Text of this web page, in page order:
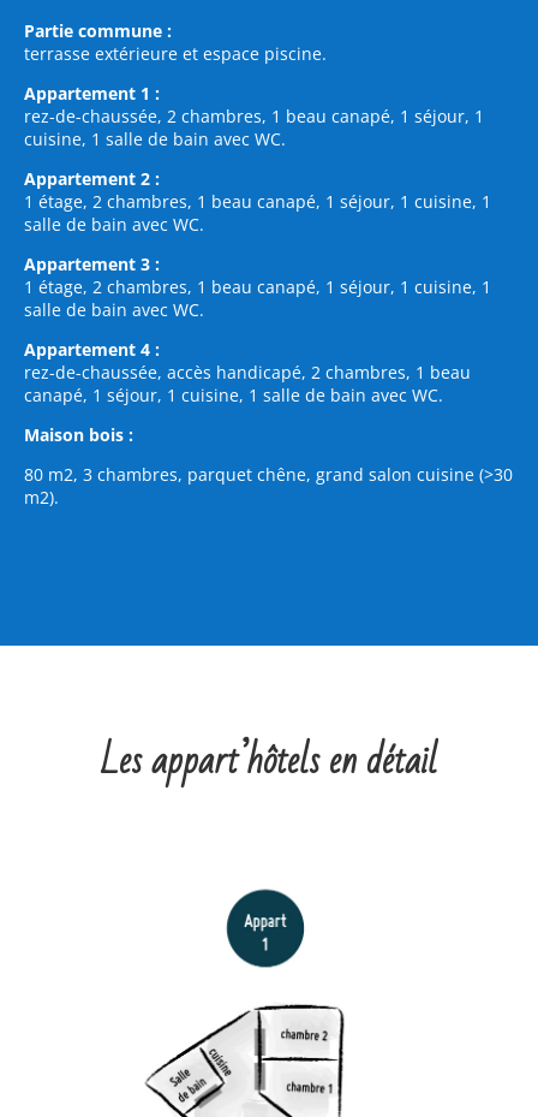
Partie commune :
terrasse extérieure et espace piscine.
Appartement 1 :
rez-de-chaussée, 2 chambres, 1 beau canapé, 1 séjour, 1
cuisine, 1 salle de bain avec WC.
Appartement 2 :
1 étage, 2 chambres, 1 beau canapé, 1 séjour, 1 cuisine, 1
salle de bain avec WC.
Appartement 3 :
1 étage, 2 chambres, 1 beau canapé, 1 séjour, 1 cuisine, 1
salle de bain avec WC.
Appartement 4 :
rez-de-chaussée, accès handicapé, 2 chambres, 1 beau
canapé, 1 séjour, 1 cuisine, 1 salle de bain avec WC.
Maison bois :
80 m2, 3 chambres, parquet chêne, grand salon cuisine (>30
m2).
Les appart’hôtels en détail